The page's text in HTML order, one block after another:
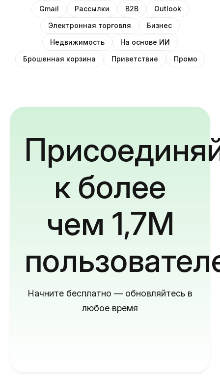
Gmail Рассылки B2B
Outlook
Электронная торговля
Бизнес
Недвижимость
На основе ИИ
Брошенная корзина
Приветствие Промо
к более
чем 1,7M
Начните бесплатно — обновляйтесь в
любое время